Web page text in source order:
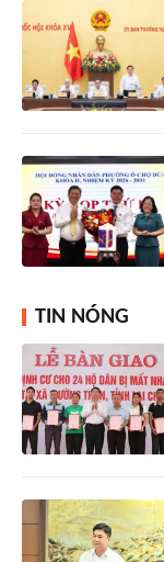
TIN NÓNG